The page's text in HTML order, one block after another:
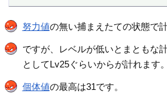
努力値の無い捕まえたての状態で
ですが、レベルが低いとまともな
としてLv25ぐらいからが計れます。
個体値の最高は31です。